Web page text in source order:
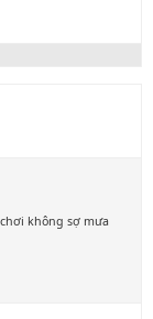
không sợ mưa